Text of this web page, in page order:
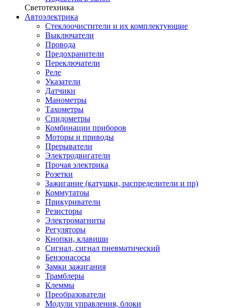
Светотехника
Автоэлектрика
Стеклоочистители и их комплектующие
Выключатели
Провода
Предохранители
Переключатели
Реле
Указатели
Датчики
Манометры
Тахометры
Спидометры
Комбинации приборов
Моторы и приводы
Прерыватели
Электродвигатели
Прочая электрика
Розетки
Зажигание (катушки, распределители и пр)
Коммутатоы
Прикуриватели
Резисторы
Электромагниты
Регуляторы
Кнопки, клавиши
Сигнал, сигнал пневматический
Бензонасосы
Замки зажигания
Трамблеры
Клеммы
Преобразователи
Модули управления, блоки